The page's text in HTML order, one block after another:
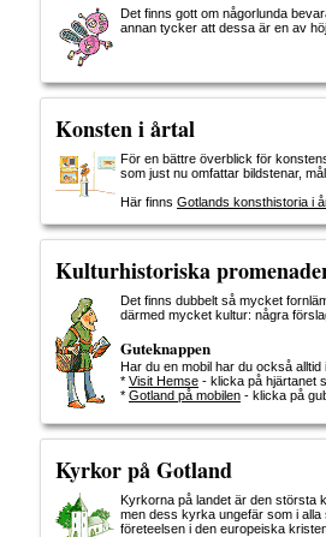
Det finns gott om någorlunda
annan tycker att dessa är en av
Konsten i årtal
För en bättre överblick för
som just nu omfattar bildstenar,
Här finns Gotlands konsthistoria i
Kulturhistoriska
Det finns dubbelt så mycket
därmed mycket kultur: några
Guteknappen
Har du en mobil har du också alltid
* Visit Hemse - klicka på hjärtanet
* Gotland på mobilen - klicka på
Kyrkor på Gotland
Kyrkorna på landet är den största
men dess kyrka ungefär som i
företeelsen i den europeiska